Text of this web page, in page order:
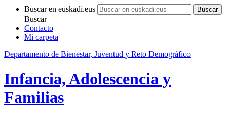
Buscar en euskadi.eus
Buscar
Contacto
Mi carpeta
Departamento de Bienestar, Juventud y Reto Demográfico
Infancia, Adolescencia y
Familias